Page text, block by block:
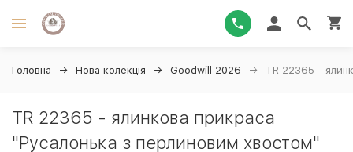
Головна Нова колекція Goodwill 2026 TR 22365 -
TR 22365 - ялинкова прикраса
"Русалонька з перлиновим хвостом"